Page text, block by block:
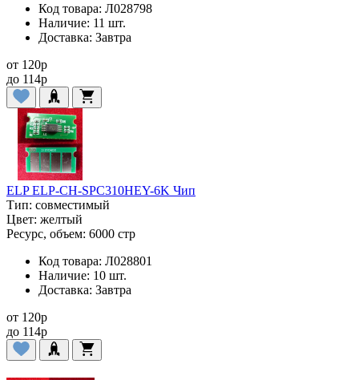
Код товара: Л028798
Наличие: 11 шт.
Доставка: Завтра
от 120p
до 114p
ELP ELP-CH-SPC310HEY-6K Чип
Тип: совместимый
Цвет: желтый
Ресурс, объем: 6000 стр
Код товара: Л028801
Наличие: 10 шт.
Доставка: Завтра
от 120p
до 114p